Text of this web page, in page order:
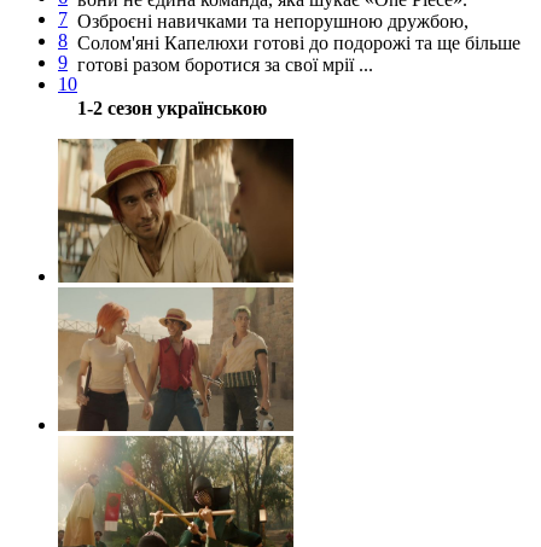
7
8
9
10
Озброєні навичками та непорушною дружбою,
Солом'яні Капелюхи готові до подорожі та ще більше
готові разом боротися за свої мрії ...
1-2 сезон українською